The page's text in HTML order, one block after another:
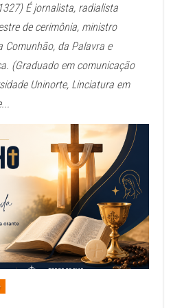
É jornalista, radialista
de cerimônia, ministro
Comunhão, da Palavra e
(Graduado em comunicação
Uninorte, Linciatura em